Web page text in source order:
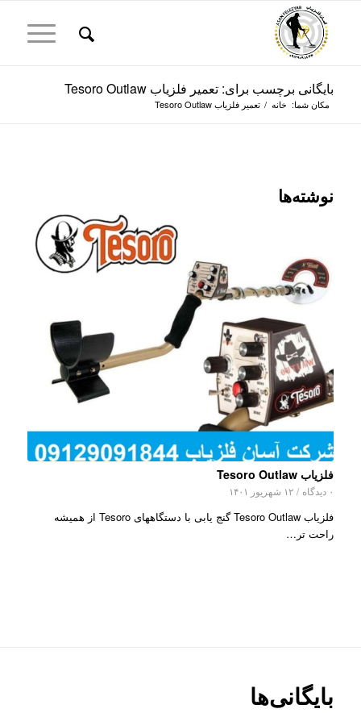
بایگانی برچسب برای: تعمیر فلزیاب Tesoro Outlaw
مکان شما: خانه / تعمیر فلزیاب Tesoro Outlaw
نوشته‌ها
فلزیاب Tesoro Outlaw
۰ دیدگاه / ۱۲ شهریور ۱۴۰۱
فلزیاب Tesoro Outlaw گنج یابی با دستگاههای Tesoro از همیشه
راحت تر…
بایگانی‌ها